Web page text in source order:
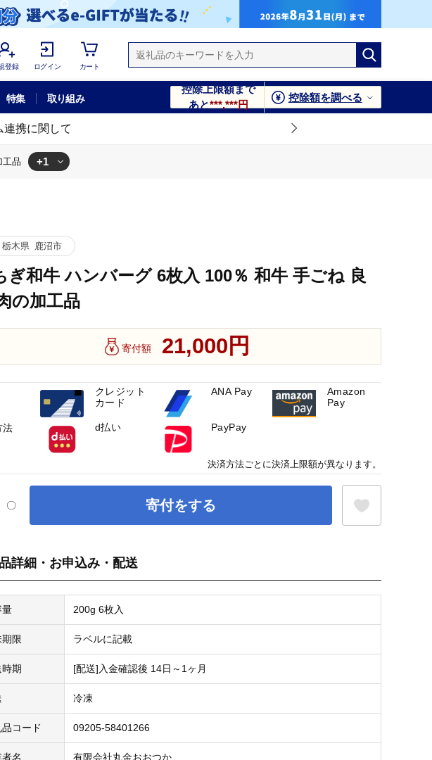
登録 ログイン カート
特集 取り組み
控除上限額まで
あと***,***円
控除額を調べる
連携に関して
工品 +1
栃木県 鹿沼市
ぎ和牛 ハンバーグ 6枚入 100％ 和牛 手ごね 良
の加工品
寄付額 21,000円
〇 寄付をする
詳細・お申込み・配送
量 200g 6枚入
限 ラベルに記載
期 [配送]入金確認後 14日～1ヶ月
冷凍
コード 09205-58401266
名 有限会社丸金おおつか
法
クレジット
カード
ANA Pay
Amazon
Pay
d払い PayPay
決済方法ごとに決済上限額が異なります。